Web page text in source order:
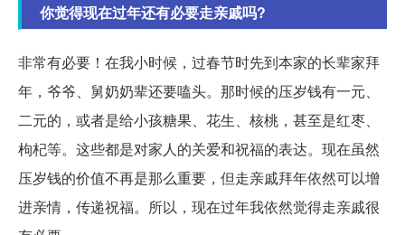
你觉得现在过年还有必要走亲戚吗?
非常有必要！在我小时候，过春节时先到本家的长辈家拜
年，爷爷、舅奶奶辈还要嗑头。那时候的压岁钱有一元、
二元的，或者是给小孩糖果、花生、核桃，甚至是红枣、
枸杞等。这些都是对家人的关爱和祝福的表达。现在虽然
压岁钱的价值不再是那么重要，但走亲戚拜年依然可以增
进亲情，传递祝福。所以，现在过年我依然觉得走亲戚很